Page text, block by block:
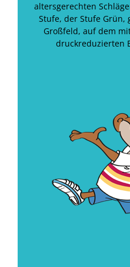
altersgerechten
Stufe, der Stufe Grün,
Großfeld, auf dem
druckreduzierten